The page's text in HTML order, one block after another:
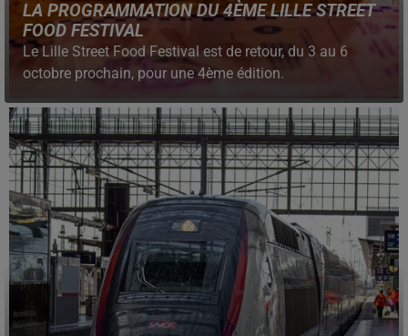
LA PROGRAMMATION DU 4ÈME LILLE STREET
FOOD FESTIVAL
Le Lille Street Food Festival est de retour, du 3 au 6
octobre prochain, pour une 4ème édition.